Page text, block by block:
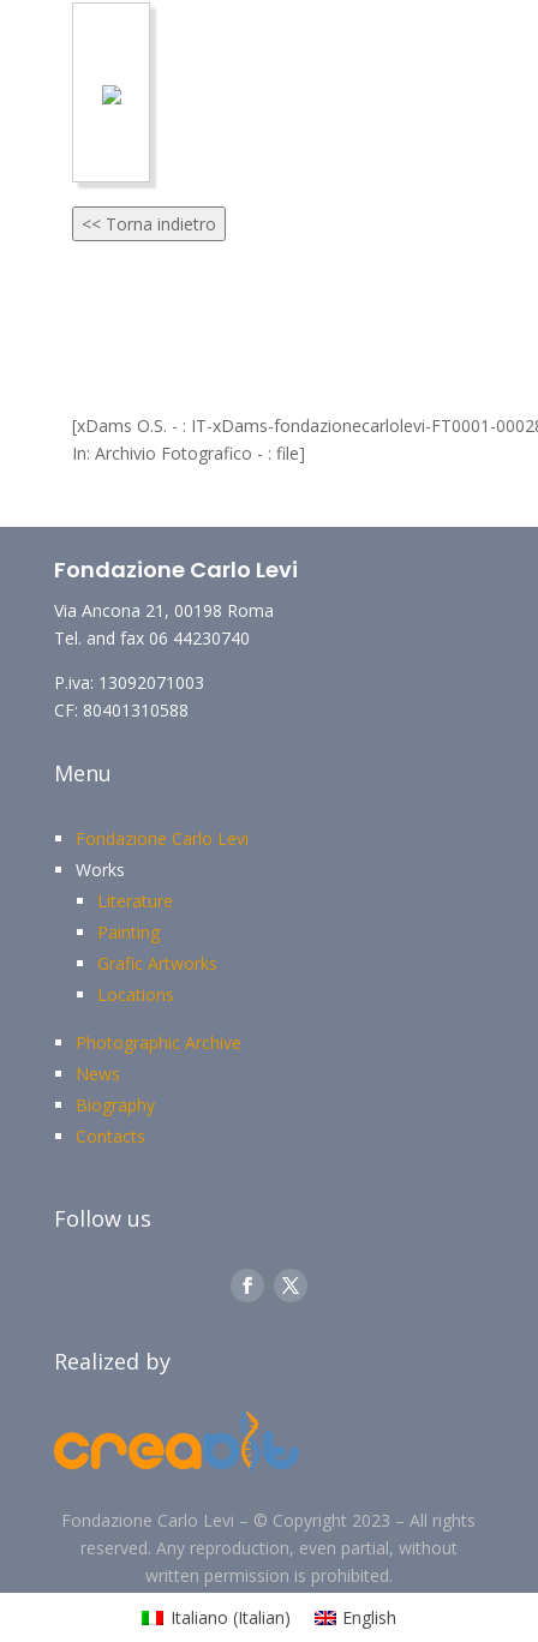
<< Torna indietro
[xDams O.S. - : IT-xDams-fondazionecarlolevi-FT0001-
In: Archivio Fotografico - : file]
Fondazione Carlo Levi
Via Ancona 21, 00198 Roma
Tel. and fax 06 44230740
P.iva: 13092071003
CF: 80401310588
Menu
Fondazione Carlo Levi
Works
Literature
Painting
Grafic Artworks
Locations
Photographic Archive
News
Biography
Contacts
Follow us
Realized by
Fondazione Carlo Levi – © Copyright 2023 –All rights
reserved. Any reproduction, even partial, without
written permission is prohibited.
Italiano (Italian) English